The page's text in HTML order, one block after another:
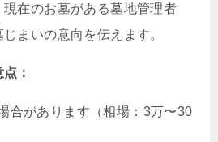
在のお墓がある墓地管理者
まいの意向を伝えます。
：
合があります（相場：3万〜30